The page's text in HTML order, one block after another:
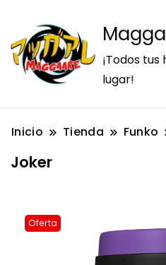
¡Todos
lugar!
Inicio Tienda Funko
Joker
Oferta